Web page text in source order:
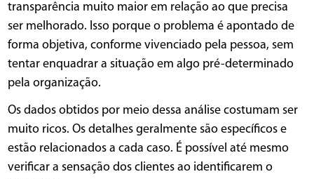
transparência muito maior em relação ao que precisa
ser melhorado. Isso porque o problema é apontado de
forma objetiva, conforme vivenciado pela pessoa, sem
tentar enquadrar a situação em algo pré-determinado
pela organização.
Os dados obtidos por meio dessa análise costumam ser
muito ricos. Os detalhes geralmente são específicos e
estão relacionados a cada caso. É possível até mesmo
verificar a sensação dos clientes ao identificarem o